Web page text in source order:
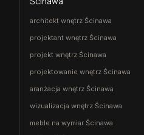
architekt wnętrz Ścinawa
projektant wnętrz Ścinawa
projekt wnętrz Ścinawa
projektowanie wnętrz Ścinawa
aranżacja wnętrz Ścinawa
wizualizacja wnętrz Ścinawa
meble na wymiar Ścinawa